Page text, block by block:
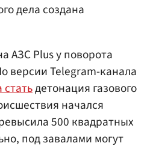
дела создана
АЗС Plus у поворота
версии Telegram-канала
статьдетонация газового
начался
500 квадратных
под завалами могут